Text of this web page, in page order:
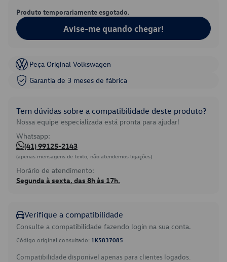
Produto temporariamente esgotado.
Avise-me quando chegar!
Peça Original Volkswagen
Garantia de 3 meses de fábrica
Tem dúvidas sobre a compatibilidade deste produto?
Nossa equipe especializada está pronta para ajudar!
Whatsapp:
(41) 99125-2143
(apenas mensagens de texto, não atendemos ligações)
Horário de atendimento:
Segunda à sexta, das 8h às 17h.
Verifique a compatibilidade
Consulte a compatibilidade fazendo login na sua conta.
Código original consultado: 1K5837085
Compatibilidade disponível apenas para clientes logados.